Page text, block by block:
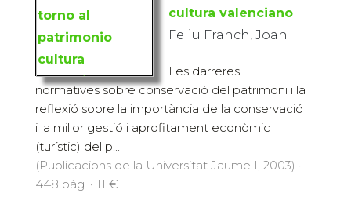
cultura valenciano
Feliu Franch, Joan
Les darreres
normatives sobre conservació del patrimoni i la
reflexió sobre la importància de la conservació
i la millor gestió i aprofitament econòmic
(turístic) del p...
(Publicacions de la Universitat Jaume I, 2003) ·
448 pàg. · 11 €